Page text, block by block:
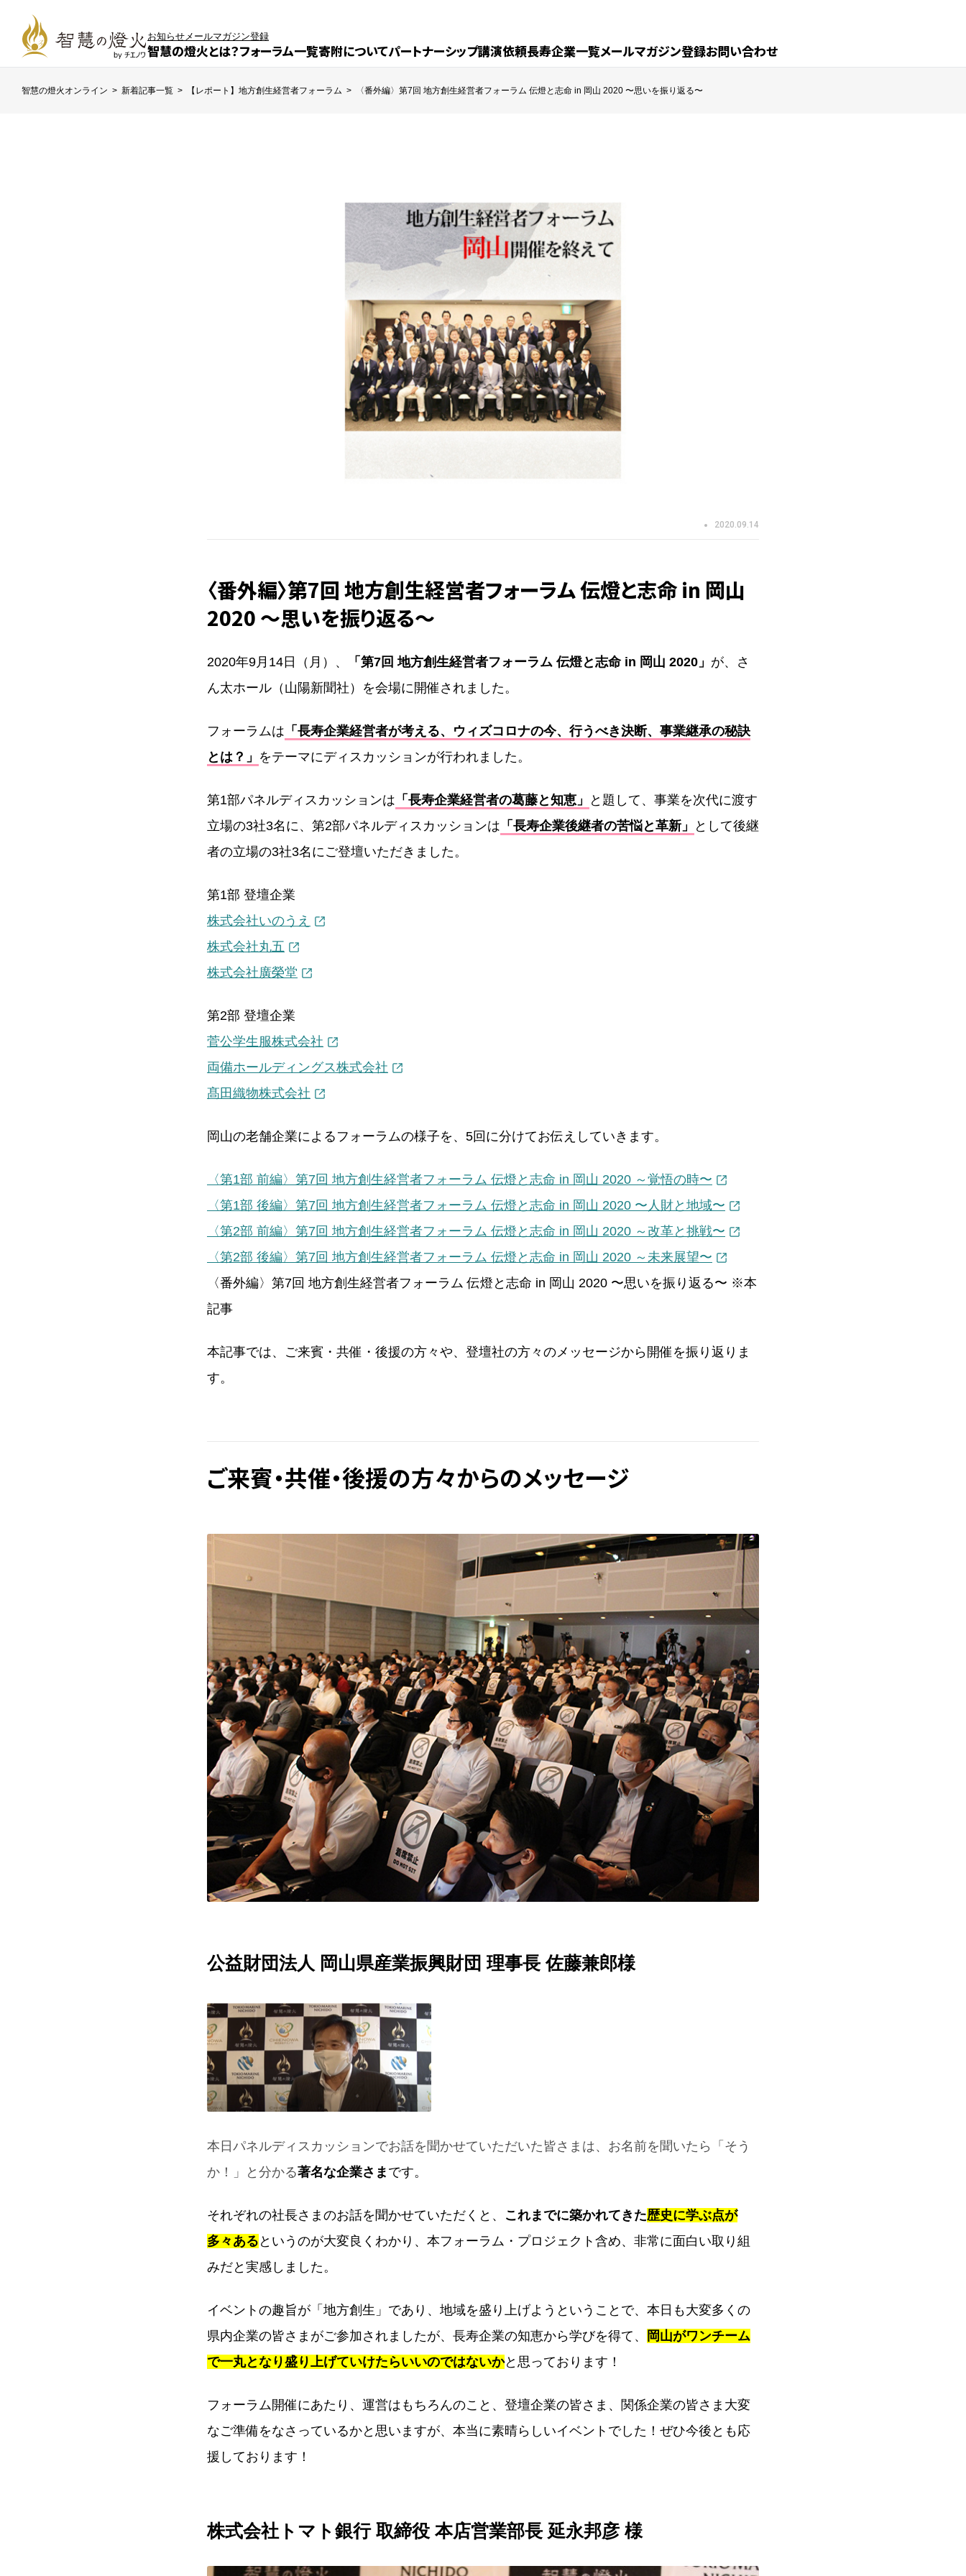
智慧の燈火とは？フォーラム一覧寄附についてパートナーシップ講演依頼長寿企業一覧メールマガジン登録お問い合わせ
お知らせメールマガジン登録
智慧の燈火オンライン > 新着記事一覧 > 【レポート】地方創生経営者フォーラム > 〈番外編〉第7回 地方創生経営者フォーラム 伝燈と志命 in 岡山 2020 〜思いを振り返る〜
2020.09.14
〈番外編〉第7回 地方創生経営者フォーラム 伝燈と志命 in 岡山
2020 〜思いを振り返る〜
2020年9月14日（月）、 「第7回 地方創生経営者フォーラム 伝燈と志命 in 岡山 2020」 が、さ
ん太ホール（山陽新聞社）を会場に開催されました。
フォーラムは 「長寿企業経営者が考える、ウィズコロナの今、行うべき決断、事業継承の秘訣
とは？」 をテーマにディスカッションが行われました。
第1部パネルディスカッションは 「⻑寿企業経営者の葛藤と知恵」
と題して、事業を次代に渡す
立場の3社3名に、第2部パネルディスカッションは 「⻑寿企業後継者の苦悩と⾰新」
として後継
者の立場の3社3名にご登壇いただきました。
第1部 登壇企業
株式会社いのうえ
株式会社丸五
株式会社廣榮堂
第2部 登壇企業
菅公学生服株式会社
両備ホールディングス株式会社
髙田織物株式会社
岡山の老舗企業によるフォーラムの様子を、5回に分けてお伝えしていきます。
〈第1部 前編〉第7回 地方創生経営者フォーラム 伝燈と志命 in 岡山 2020 ～覚悟の時〜
〈第1部 後編〉第7回 地方創生経営者フォーラム 伝燈と志命 in 岡山 2020 〜人財と地域〜
〈第2部 前編〉第7回 地方創生経営者フォーラム 伝燈と志命 in 岡山 2020 ～改革と挑戦〜
〈第2部 後編〉第7回 地方創生経営者フォーラム 伝燈と志命 in 岡山 2020 ～未来展望〜
〈番外編〉第7回 地方創生経営者フォーラム 伝燈と志命 in 岡山 2020 〜思いを振り返る〜 ※本
記事
本記事では、ご来賓・共催・後援の方々や、登壇社の方々のメッセージから開催を振り返りま
す。
ご来賓・共催・後援の方々からのメッセージ
公益財団法人 岡山県産業振興財団 理事長 佐藤兼郎様
本日パネルディスカッションでお話を聞かせていただいた皆さまは、お名前を聞いたら「そう
か！」と分かる著名な企業さま です。
それぞれの社長さまのお話を聞かせていただくと、 これまでに築かれてきた歴史に学ぶ点が
多々ある というのが大変良くわかり、本フォーラム・プロジェクト含め、非常に面白い取り組
みだと実感しました。
イベントの趣旨が「地方創生」であり、地域を盛り上げようということで、本日も大変多くの
県内企業の皆さまがご参加されましたが、長寿企業の知恵から学びを得て、
岡山がワンチーム
で一丸となり盛り上げていけたらいいのではないかと思っております！
フォーラム開催にあたり、運営はもちろんのこと、登壇企業の皆さま、関係企業の皆さま大変
なご準備をなさっているかと思いますが、本当に素晴らしいイベントでした！ぜひ今後とも応
援しております！
株式会社トマト銀行 取締役 本店営業部長 延永邦彦 様